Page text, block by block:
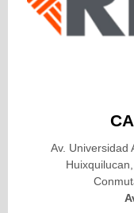
Av. Universidad